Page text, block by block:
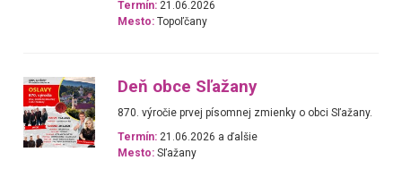
Termín: 21.06.2026
Mesto: Topoľčany
Deň obce Sľažany
870. výročie prvej písomnej zmienky o obci Sľažany.
Termín: 21.06.2026 a ďalšie
Mesto: Sľažany